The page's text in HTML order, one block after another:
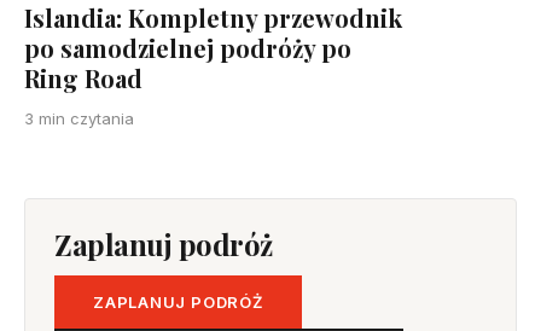
Islandia: Kompletny przewodnik
po samodzielnej podróży po
Ring Road
3 min czytania
Zaplanuj podróż
ZAPLANUJ PODRÓŻ